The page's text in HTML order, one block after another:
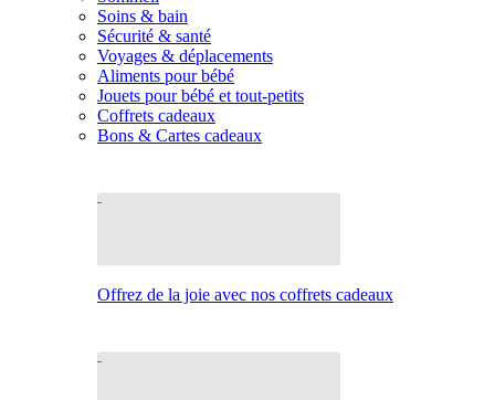
Soins & bain
Sécurité & santé
Voyages & déplacements
Aliments pour bébé
Jouets pour bébé et tout-petits
Coffrets cadeaux
Bons & Cartes cadeaux
Offrez de la joie avec nos coffrets cadeaux